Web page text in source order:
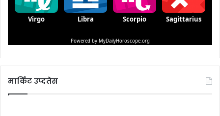
मार्किट उप्दतेस